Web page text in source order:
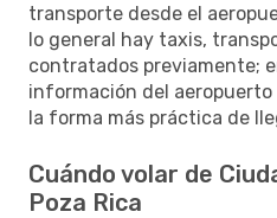
transporte desde el
lo general hay taxis,
contratados previamente;
información del
la forma más práctica de
Cuándo volar de
Poza Rica